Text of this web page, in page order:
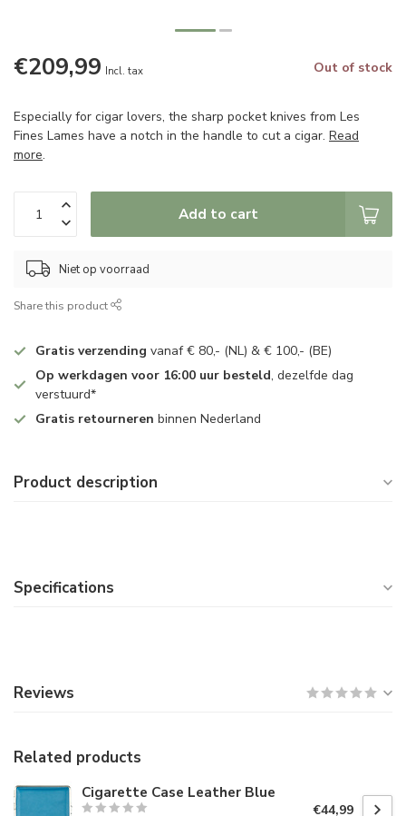
€209,99 Incl. tax Out of stock
Especially for cigar lovers, the sharp pocket knives from Les
Fines Lames have a notch in the handle to cut a cigar. Read
more.
Add to cart
Niet op voorraad
Share this product
Gratis verzending vanaf € 80,- (NL) & € 100,- (BE)
Op werkdagen voor 16:00 uur besteld, dezelfde dag
verstuurd*
Gratis retourneren binnen Nederland
Product description
Specifications
Reviews
Related products
Cigarette Case Leather Blue
€44,99